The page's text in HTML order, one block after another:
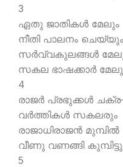
3
ഏതു ജാതികള്‍ മേലും
നീതി പാലനം ചെയ്യും
സര്‍വ്വകുലങ്ങള്‍
സകല ഭാഷക്കാര്‍
4
രാജര്‍ പ്രഭുക്കള്‍
വര്‍ത്തികള്‍ സകലരും
രാജാധിരാജന്‍ മുമ്പില്‍
വീണു വണങ്ങി
5